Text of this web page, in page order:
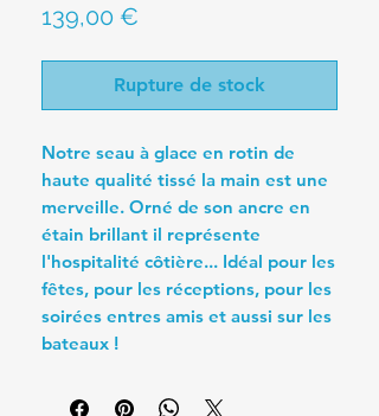
139,00 €
Rupture de stock
Notre seau à glace en rotin de
haute qualité tissé la main est une
merveille. Orné de son ancre en
étain brillant il représente
l'hospitalité côtière... Idéal pour les
fêtes, pour les réceptions, pour les
soirées entres amis et aussi sur les
bateaux !